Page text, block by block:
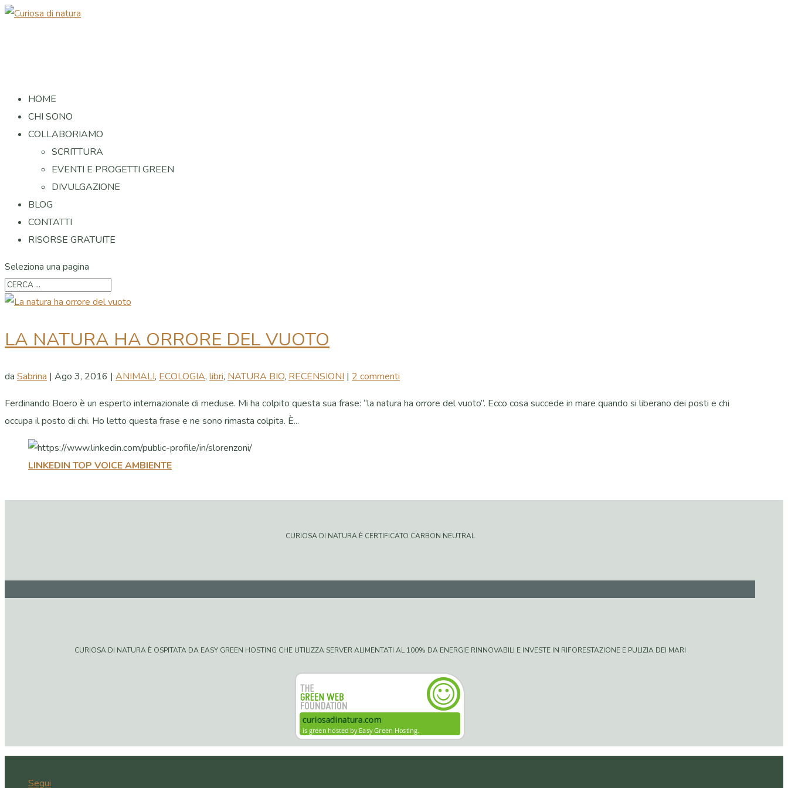
HOME
CHI SONO
COLLABORIAMO
SCRITTURA
EVENTI E PROGETTI GREEN
DIVULGAZIONE
BLOG
CONTATTI
RISORSE GRATUITE
Seleziona una pagina
LA NATURA HA ORRORE DEL VUOTO
da Sabrina | Ago 3, 2016 | ANIMALI, ECOLOGIA, libri, NATURA BIO, RECENSIONI | 2 commenti
Ferdinando Boero è un esperto internazionale di meduse. Mi ha colpito questa sua frase: “la natura ha orrore del vuoto”. Ecco cosa succede in mare quando si liberano dei posti e chi
occupa il posto di chi. Ho letto questa frase e ne sono rimasta colpita. È...
LINKEDIN TOP VOICE AMBIENTE
CURIOSA DI NATURA È CERTIFICATO CARBON NEUTRAL
CURIOSA DI NATURA È OSPITATA DA EASY GREEN HOSTING CHE UTILIZZA SERVER ALIMENTATI AL 100% DA ENERGIE RINNOVABILI E INVESTE IN RIFORESTAZIONE E PULIZIA DEI MARI
Segui